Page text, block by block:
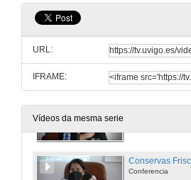
URL:
IFRAME:
Vídeos da mesma serie
30 de set. de 2021
Conservas
Conferencia